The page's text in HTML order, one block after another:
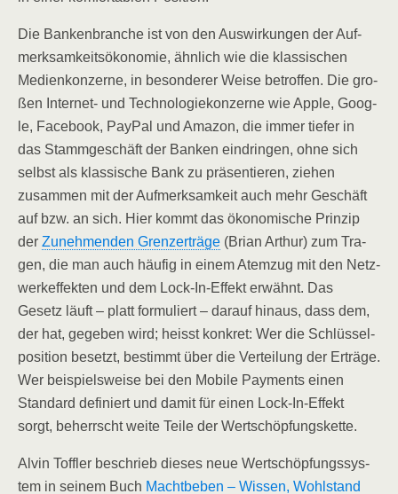
Die Ban­ken­bran­che ist von den Aus­wir­kun­gen der Auf­
merk­sam­keits­öko­no­mie, ähn­lich wie die klas­si­schen
Medi­en­kon­zer­ne, in beson­de­rer Wei­se betrof­fen. Die gro­
ßen Inter­net- und Tech­no­lo­gie­kon­zer­ne wie Apple, Goog­
le, Face­book, Pay­Pal und Ama­zon, die immer tie­fer in
das Stamm­ge­schäft der Ban­ken ein­drin­gen, ohne sich
selbst als klas­si­sche Bank zu prä­sen­tie­ren, zie­hen
zusam­men mit der Auf­merk­sam­keit auch mehr Geschäft
auf bzw. an sich. Hier kommt das öko­no­mi­sche Prin­zip
der Zuneh­men­den Grenz­erträ­ge (Bri­an Arthur) zum Tra­
gen, die man auch häu­fig in einem Atem­zug mit den Netz­
werk­ef­fek­ten und dem Lock-In-Effekt erwähnt. Das
Gesetz läuft – platt for­mu­liert – dar­auf hin­aus, dass dem,
der hat, gege­ben wird; heisst kon­kret: Wer die Schlüs­sel­
po­si­ti­on besetzt, bestimmt über die Ver­tei­lung der Erträ­ge.
Wer bei­spiels­wei­se bei den Mobi­le Pay­ments einen
Stan­dard defi­niert und damit für einen Lock-In-Effekt
sorgt, beherrscht wei­te Tei­le der Wertschöpfungskette.
Alvin Toff­ler beschrieb die­ses neue Wert­schöp­fungs­sys­
tem in sei­nem Buch Macht­be­ben – Wis­sen, Wohl­stand